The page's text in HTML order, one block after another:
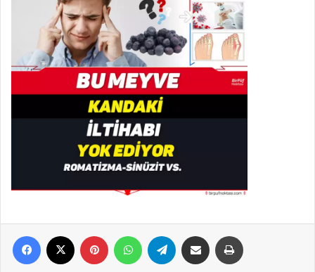
Facebook Pinterest WhatsApp Telegram E-Posta ile paylaş